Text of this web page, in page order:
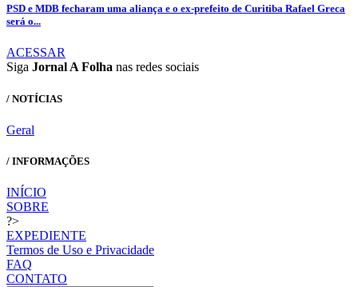
PSD e MDB fecharam uma aliança e o ex-prefeito de Curitiba Rafael Greca
será o...
ACESSAR
Siga Jornal A Folha nas redes sociais
/ NOTÍCIAS
Geral
/ INFORMAÇÕES
INÍCIO
SOBRE
?>
EXPEDIENTE
Termos de Uso e Privacidade
FAQ
CONTATO